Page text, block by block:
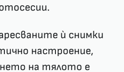
ѝ снимки
настроение,
на тялото е